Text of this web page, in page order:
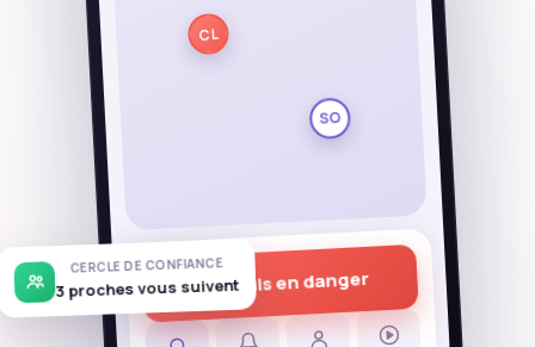
CERCLE DE CONFIANCE
3 proches vous suivent
CL
SO
Je suis en danger